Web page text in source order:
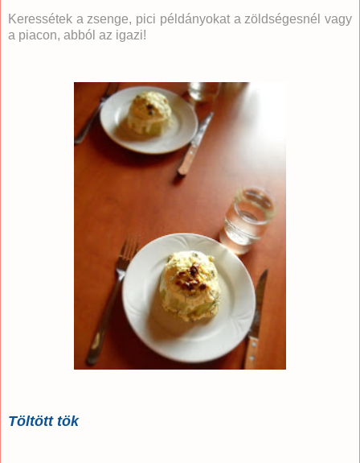
Keressétek a zsenge, pici példányokat a zöldségesnél vagy
a piacon, abból az igazi!
Töltött tök